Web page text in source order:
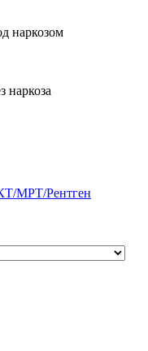
наркозом
наркоза
МРТ/Рентген